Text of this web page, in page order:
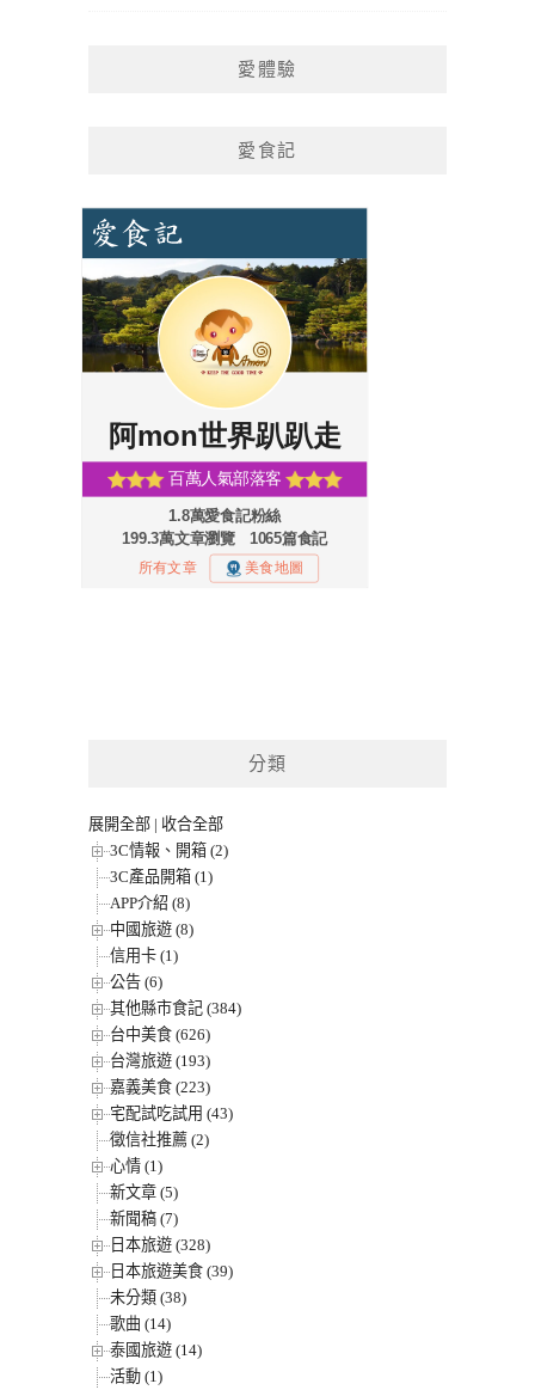
愛體驗
愛食記
分類
展開全部 | 收合全部
3C情報、開箱 (2)
3C產品開箱 (1)
APP介紹 (8)
中國旅遊 (8)
信用卡 (1)
公告 (6)
其他縣市食記 (384)
台中美食 (626)
台灣旅遊 (193)
嘉義美食 (223)
宅配試吃試用 (43)
徵信社推薦 (2)
心情 (1)
新文章 (5)
新聞稿 (7)
日本旅遊 (328)
日本旅遊美食 (39)
未分類 (38)
歌曲 (14)
泰國旅遊 (14)
活動 (1)